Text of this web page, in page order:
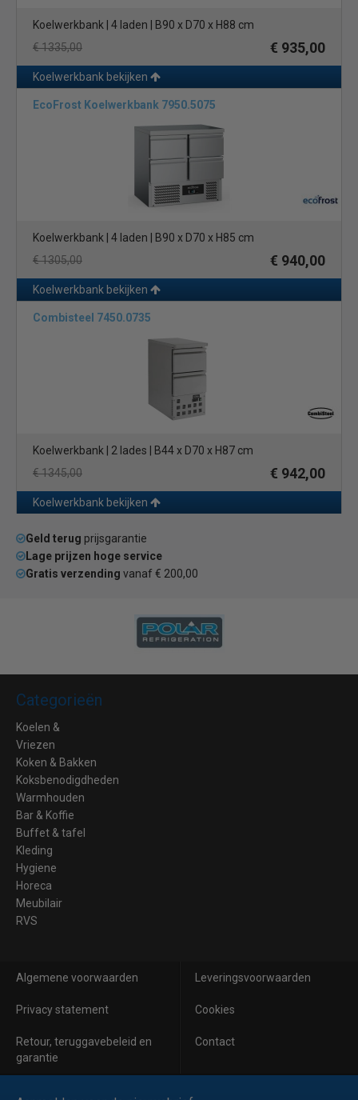
Koelwerkbank | 4 laden | B90 x D70 x H88 cm
€ 1335,00
€ 935,00
Koelwerkbank bekijken
EcoFrost Koelwerkbank 7950.5075
Koelwerkbank | 4 laden | B90 x D70 x H85 cm
€ 1305,00
€ 940,00
Koelwerkbank bekijken
Combisteel 7450.0735
Koelwerkbank | 2 lades | B44 x D70 x H87 cm
€ 1345,00
€ 942,00
Koelwerkbank bekijken
Geld terug prijsgarantie
Lage prijzen hoge service
Gratis verzending vanaf € 200,00
Categorieën
Koelen &
Vriezen
Koken & Bakken
Koksbenodigdheden
Warmhouden
Bar & Koffie
Buffet & tafel
Kleding
Hygiene
Horeca
Meubilair
RVS
Algemene voorwaarden Leveringsvoorwaarden
Privacy statement Cookies
Retour, teruggavebeleid en
garantie
Contact